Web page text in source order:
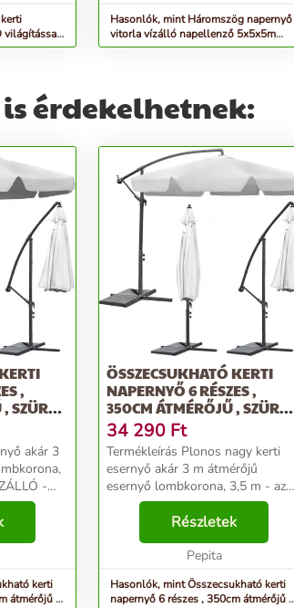
világítással
Hasonlók, mint Háromszög napernyő
vitorla vízálló napellenző 5x5x5m
modernhome - szürke
is érdekelhetnek:
,
SZÜRKE
3
-
8
kerti
átmérőjű ,
ÖSSZECSUKHATÓ KERTI
NAPERNYŐ 6 RÉSZES ,
350CM ÁTMÉRŐJŰ , SZÜRKE
- PLONOS
34 290 Ft
Termékleírás Plonos nagy kerti
esernyő akár 3 m átmérőjű
esernyő lombkorona, 3,5 m - az
anyagon VÍZÁLLÓ - sűrű szövésű
anyag: poliészter 180g / m2
MEGBÍZHATÓ - 6 szegmens (az
esernyő ernyő ...
Részletek
Pepita
Hasonlók, mint Összecsukható kerti
napernyő 6 részes , 350cm átmérőjű ,